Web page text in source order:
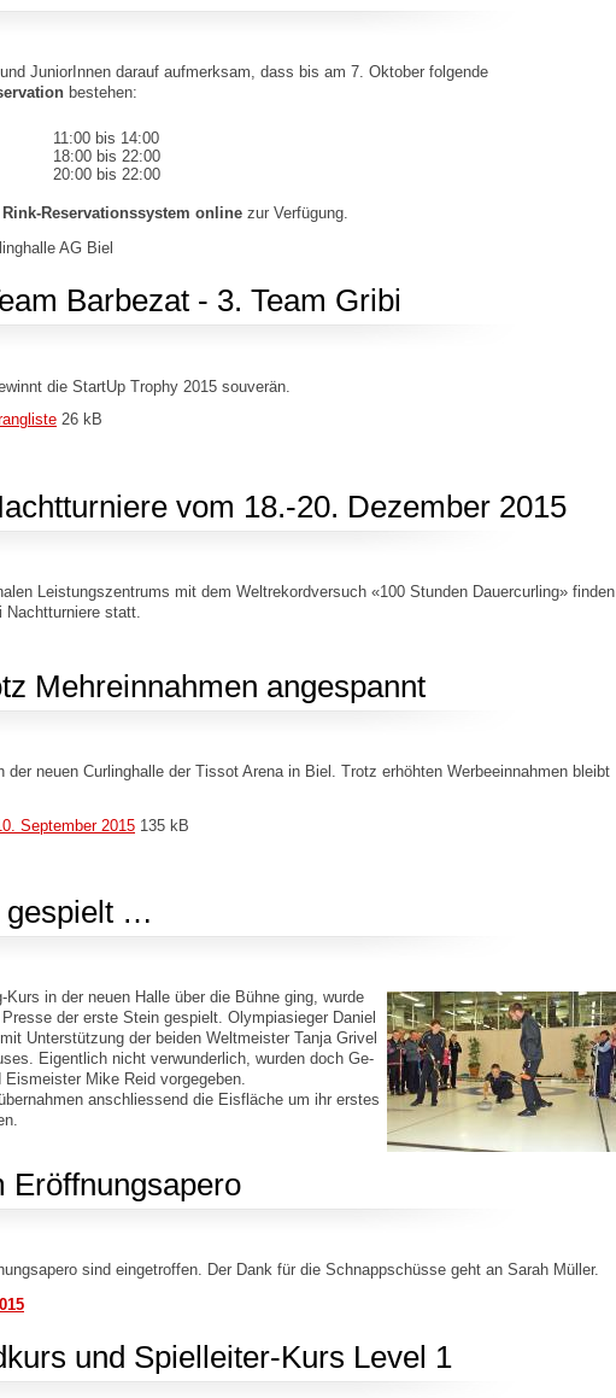
JuniorInnen darauf aufmerksam, dass bis am 7. Oktober folgende
bestehen:
11:00 bis 14:00
18:00 bis 22:00
20:00 bis 22:00
Rink-Reservationssystem online zur Verfügung.
AG Biel
Barbezat - 3. Team Gribi
die StartUp Trophy 2015 souverän.
26 kB
vom 18.-20. Dezember 2015
Leistungszentrums mit dem Weltrekordversuch «100 Stunden Dauercurling» finden
Nachtturniere statt.
Mehreinnahmen angespannt
neuen Curlinghalle der Tissot Arena in Biel. Trotz erhöhten Werbeeinnahmen bleibt
September 2015 135 kB
gespielt …
Kurs in der neuen Halle über die Bühne ging, wurde
der erste Stein gespielt. Olympiasieger Daniel
Unterstützung der beiden Weltmeister Tanja Grivel
Eigentlich nicht verwunderlich, wurden doch Ge-
Mike Reid vorgegeben.
anschliessend die Eisfläche um ihr erstes
Eröffnungsapero
sind eingetroffen. Der Dank für die Schnappschüsse geht an Sarah Müller.
und Spielleiter-Kurs Level 1